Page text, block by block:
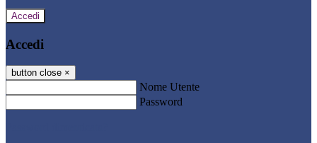
Accedi
Accedi
button close ×
Nome Utente
Password